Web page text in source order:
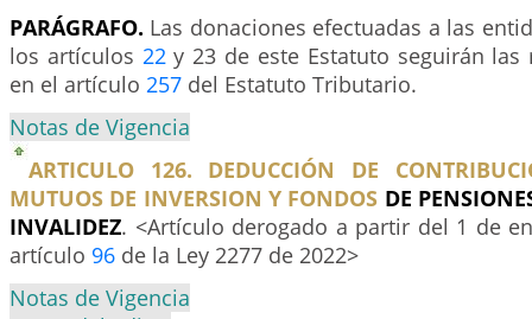
PARÁGRAFO. Las donaciones efectuadas a las
los artículos 22y 23 de este Estatuto seguirán las
en el artículo 257 del Estatuto Tributario.
Notas de Vigencia
ARTICULO 126. DEDUCCIÓN DE
MUTUOS DE INVERSION Y FONDOS DE
INVALIDEZ. <Artículo derogado a partir del 1 de
artículo 96 de la Ley 2277 de 2022>
Notas de Vigencia